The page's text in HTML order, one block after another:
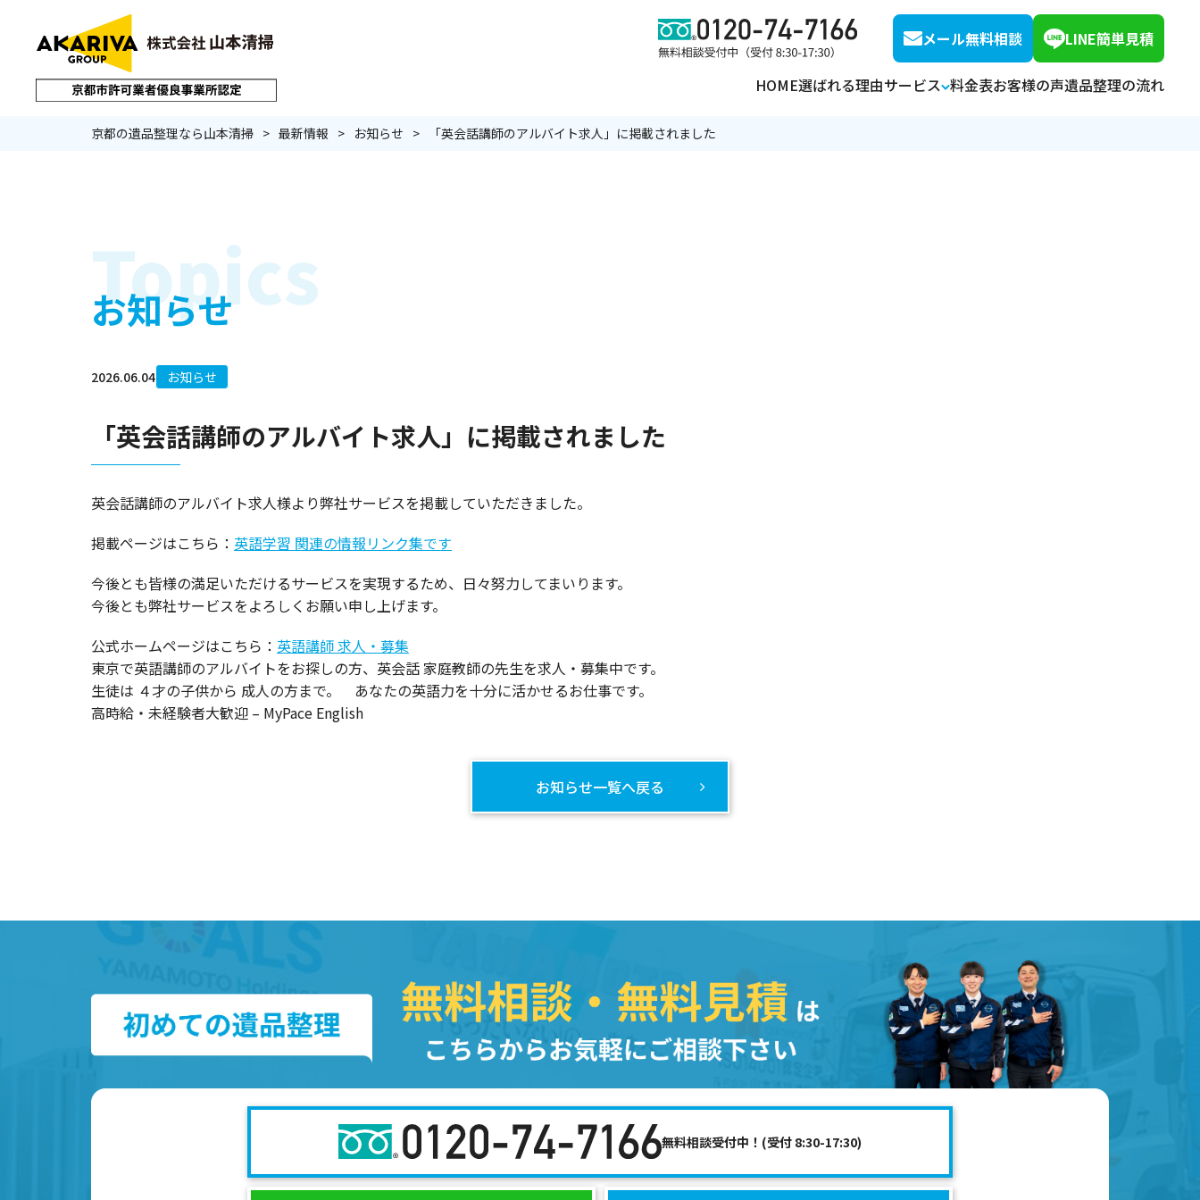
メール無料相談 LINE簡単見積
HOME選ばれる理由サービス
サービストップ
仏壇処分 遺品供養
料金表お客様の声遺品整理の流れ
京都の遺品整理なら山本清掃 最新情報 お知らせ 「英会話講師のアルバイト求人」に掲載されました
Topics
お知らせ
2026.06.04 お知らせ
「英会話講師のアルバイト求人」に掲載されました
英会話講師のアルバイト求人様より弊社サービスを掲載していただきました。
掲載ページはこちら： 英語学習 関連の情報リンク集です
今後とも皆様の満足いただけるサービスを実現するため、日々努力してまいります。
今後とも弊社サービスをよろしくお願い申し上げます。
公式ホームページはこちら： 英語講師 求人・募集
東京で英語講師のアルバイトをお探しの方、英会話 家庭教師の先生を求人・募集中です。
生徒は ４才の子供から 成人の方まで。 あなたの英語力を十分に活かせるお仕事です。
高時給・未経験者大歓迎 – MyPace English
お知らせ一覧へ戻る
無料相談受付中！(受付 8:30-17:30)